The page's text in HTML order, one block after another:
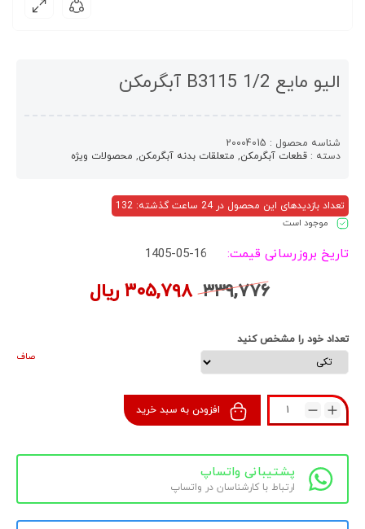
الیو مایع 1/2 B3115 آبگرمکن
شناسه محصول : 20004015
دسته : قطعات آبگرمکن, متعلقات بدنه آبگرمکن, محصولات ویژه
تعداد بازدیدهای این محصول در 24 ساعت گذشته: 132
موجود است
تاریخ بروزرسانی قیمت: 1405-05-16
۳۳۹,۷۷۶ ۳۰۵,۷۹۸ ریال
تعداد خود را مشخص کنید
صاف
افزودن به سبد خرید
پشتیبانی واتساپ
ارتباط با کارشناسان در واتساپ